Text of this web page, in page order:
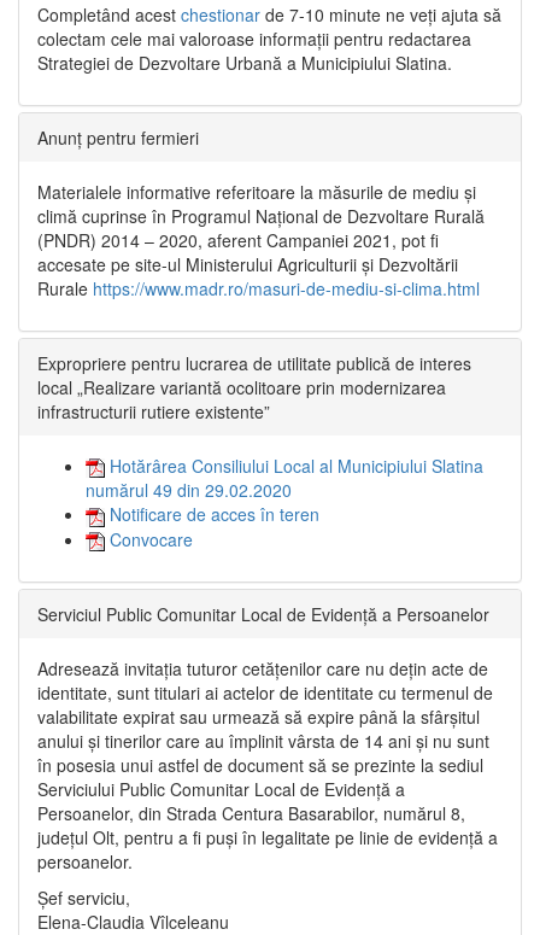
Completând acest chestionar de 7-10 minute ne veți ajuta să
colectam cele mai valoroase informații pentru redactarea
Strategiei de Dezvoltare Urbană a Municipiului Slatina.
Anunț pentru fermieri
Materialele informative referitoare la măsurile de mediu și
climă cuprinse în Programul Național de Dezvoltare Rurală
(PNDR) 2014 – 2020, aferent Campaniei 2021, pot fi
accesate pe site-ul Ministerului Agriculturii și Dezvoltării
Rurale https://www.madr.ro/masuri-de-mediu-si-clima.html
Expropriere pentru lucrarea de utilitate publică de interes
local „Realizare variantă ocolitoare prin modernizarea
infrastructurii rutiere existente”
Hotărârea Consiliului Local al Municipiului Slatina
numărul 49 din 29.02.2020
Notificare de acces în teren
Convocare
Serviciul Public Comunitar Local de Evidență a Persoanelor
Adresează invitația tuturor cetățenilor care nu dețin acte de
identitate, sunt titulari ai actelor de identitate cu termenul de
valabilitate expirat sau urmează să expire până la sfârșitul
anului și tinerilor care au împlinit vârsta de 14 ani și nu sunt
în posesia unui astfel de document să se prezinte la sediul
Serviciului Public Comunitar Local de Evidență a
Persoanelor, din Strada Centura Basarabilor, numărul 8,
județul Olt, pentru a fi puși în legalitate pe linie de evidență a
persoanelor.
Șef serviciu,
Elena-Claudia Vîlceleanu